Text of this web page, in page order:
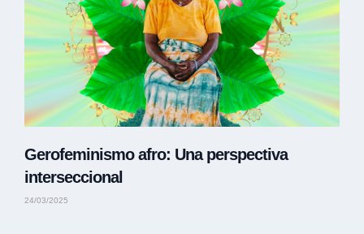
Gerofeminismo afro: Una perspectiva
interseccional
24/03/2025